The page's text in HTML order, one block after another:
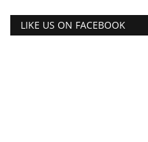
LIKE US ON FACEBOOK